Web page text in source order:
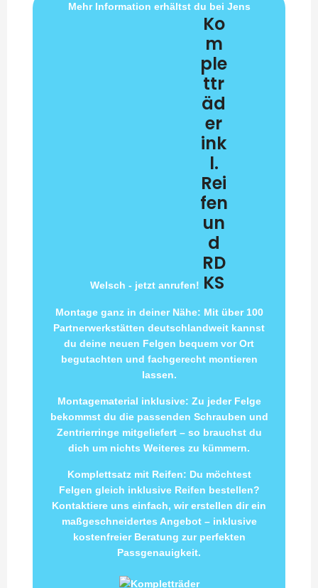
Mehr Information erhältst du bei Jens
Welsch - jetzt anrufen!
Ko
m
ple
ttr
äd
er
ink
l.
Rei
fen
un
d
RD
KS
Montage ganz in deiner Nähe: Mit über 100
Partnerwerkstätten deutschlandweit kannst
du deine neuen Felgen bequem vor Ort
begutachten und fachgerecht montieren
lassen.
Montagematerial inklusive: Zu jeder Felge
bekommst du die passenden Schrauben und
Zentrierringe mitgeliefert – so brauchst du
dich um nichts Weiteres zu kümmern.
Komplettsatz mit Reifen: Du möchtest
Felgen gleich inklusive Reifen bestellen?
Kontaktiere uns einfach, wir erstellen dir ein
maßgeschneidertes Angebot – inklusive
kostenfreier Beratung zur perfekten
Passgenauigkeit.